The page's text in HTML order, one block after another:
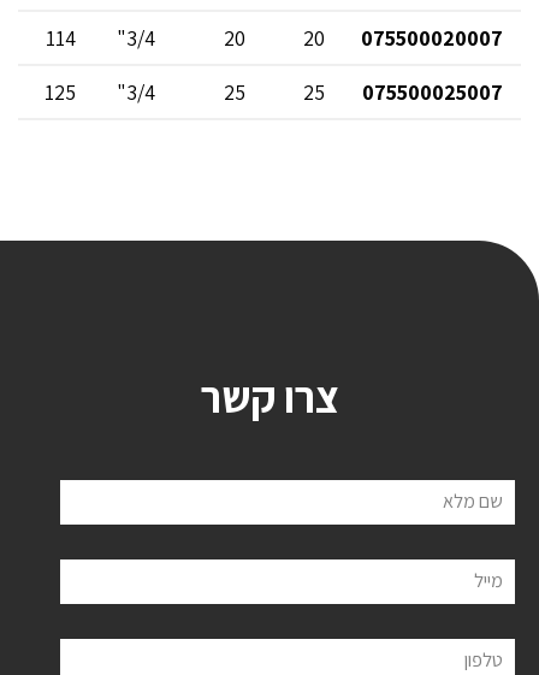
075500020007
20
20
3/4"
114
075500025007
25
25
3/4"
125
צרו קשר
שם מלא
מייל
טלפון